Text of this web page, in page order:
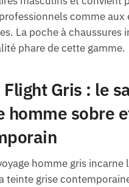
comme aux
La poche à chaussures
phare de cette gamme.
Gris : le
homme sobre
homme gris
teinte grise